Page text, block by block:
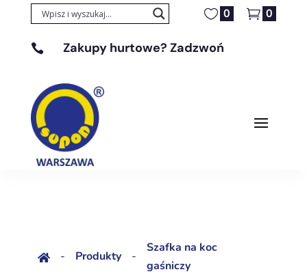
0 0
 Zakupy hurtowe? Zadzwoń
 - Produkty -
Szafka na koc
gaśniczy